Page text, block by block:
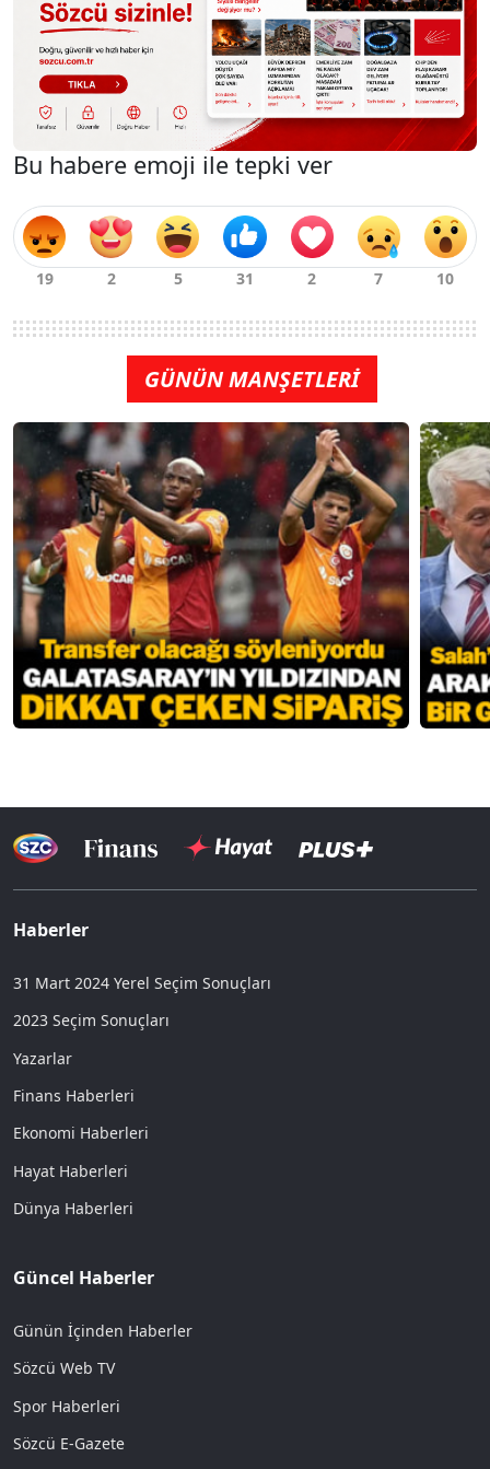
Bu habere emoji ile tepki ver
GÜNÜN MANŞETLERİ
Haberler
31 Mart 2024 Yerel Seçim Sonuçları
2023 Seçim Sonuçları
Yazarlar
Finans Haberleri
Ekonomi Haberleri
Hayat Haberleri
Dünya Haberleri
Güncel Haberler
Günün İçinden Haberler
Sözcü Web TV
Spor Haberleri
Sözcü E-Gazete